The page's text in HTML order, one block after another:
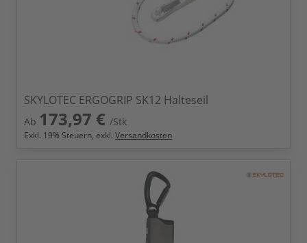
SKYLOTEC ERGOGRIP SK12 Halteseil
Ab 173,97 € /Stk
Exkl. 19% Steuern, exkl. Versandkosten